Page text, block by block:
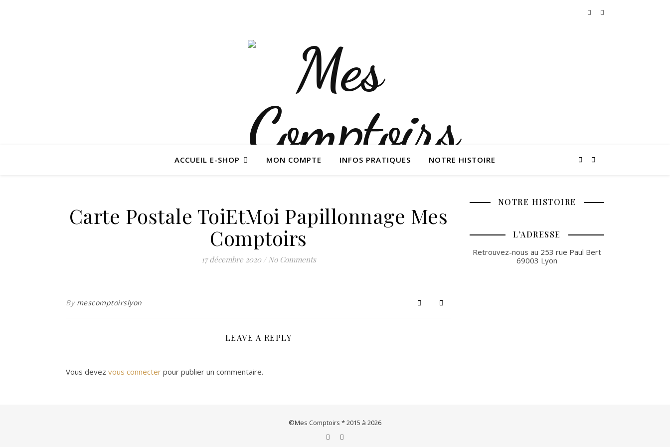
Le concept store de créations & artisanats français et européens
ACCUEIL E-SHOP MON COMPTE INFOS PRATIQUES NOTRE HISTOIRE
Carte Postale ToiEtMoi Papillonnage Mes
Comptoirs
17 décembre 2020 / No Comments
By mescomptoirslyon
LEAVE A REPLY
Vous devez vous connecter pour publier un commentaire.
NOTRE HISTOIRE
L’ADRESSE
Retrouvez-nous au 253 rue Paul Bert
69003 Lyon
©Mes Comptoirs * 2015 à 2026